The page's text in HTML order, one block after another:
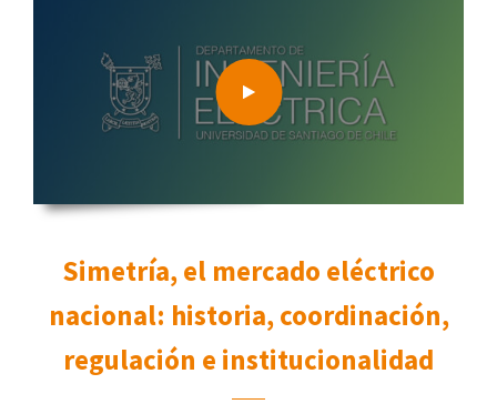
Simetría, el mercado eléctrico
nacional: historia, coordinación,
regulación e institucionalidad